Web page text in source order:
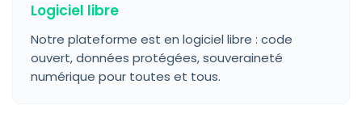
Logiciel libre
Notre plateforme est en logiciel libre : code
ouvert, données protégées, souveraineté
numérique pour toutes et tous.